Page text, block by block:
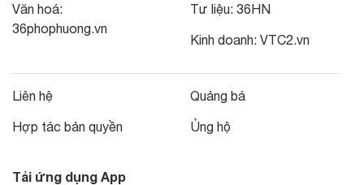
Văn hoá:
36phophuong.vn
Tư liệu: 36HN
Kinh doanh: VTC2.vn
Liên hệ
Hợp tác bản quyền
Quảng bá
Ủng hộ
Tải ứng dụng App